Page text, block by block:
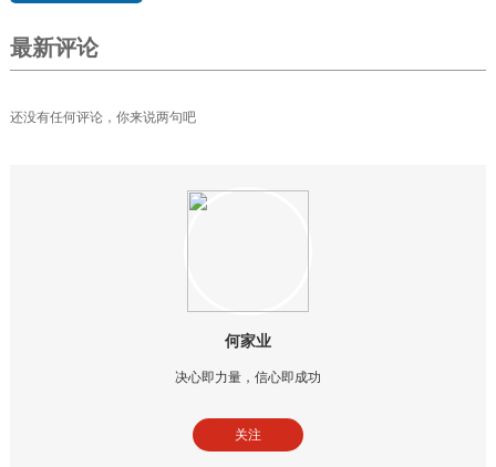
最新评论
还没有任何评论，你来说两句吧
何家业
决心即力量，信心即成功
关注